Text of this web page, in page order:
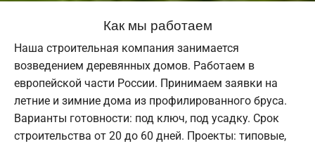
Как мы работаем
Наша строительная компания занимается
возведением деревянных домов. Работаем в
европейской части России. Принимаем заявки на
летние и зимние дома из профилированного бруса.
Варианты готовности: под ключ, под усадку. Срок
строительства от 20 до 60 дней. Проекты: типовые,